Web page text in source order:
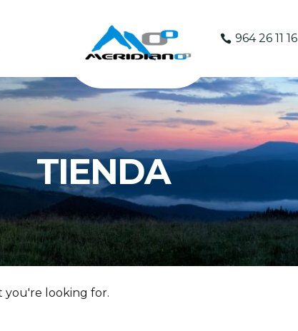
964 26 11 16
TIENDA
you're looking for.